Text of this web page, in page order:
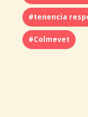
#tenencia
#Colmevet